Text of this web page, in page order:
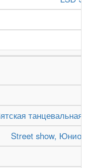
танцевальная
Street show,